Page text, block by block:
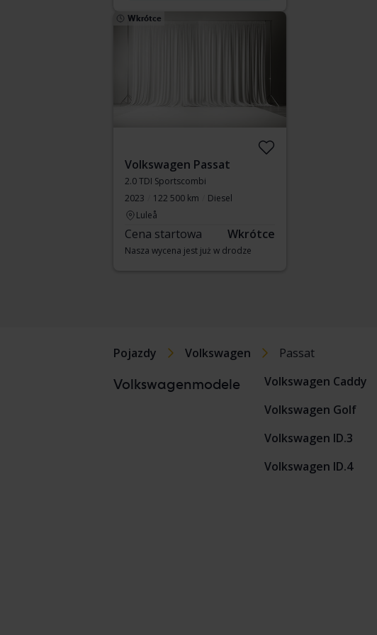
Wkrótce
Volkswagen Passat
2.0 TDI Sportscombi
2023
122 500 km
Diesel
Luleå
Cena startowa Wkrótce
Nasza wycena jest już w drodze
Pojazdy Volkswagen Passat
Volkswagenmodele
Volkswagen Caddy
Volkswagen Golf
Volkswagen ID.3
Volkswagen ID.4